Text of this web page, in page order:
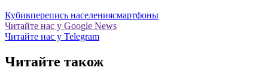
Кубивперепись населениясмартфоны
Читайте нас у Google News
Читайте нас у Telegram
Читайте також